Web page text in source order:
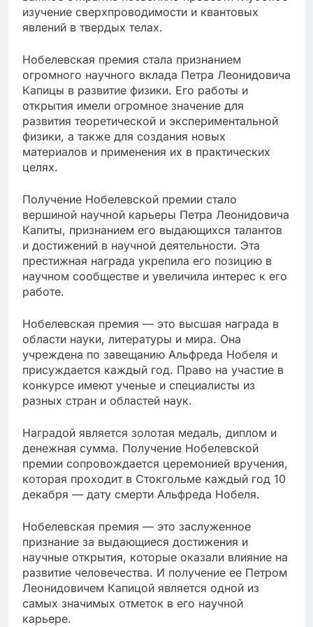
изучение сверхпроводимости и квантовых
явлений в твердых телах.
Нобелевская премия стала признанием
огромного научного вклада Петра Леонидовича
Капицы в развитие физики. Его работы и
открытия имели огромное значение для
развития теоретической и экспериментальной
физики, а также для создания новых
материалов и применения их в практических
целях.
Получение Нобелевской премии стало
вершиной научной карьеры Петра Леонидовича
Капиты, признанием его выдающихся талантов
и достижений в научной деятельности. Эта
престижная награда укрепила его позицию в
научном сообществе и увеличила интерес к его
работе.
Нобелевская премия — это высшая награда в
области науки, литературы и мира. Она
учреждена по завещанию Альфреда Нобеля и
присуждается каждый год. Право на участие в
конкурсе имеют ученые и специалисты из
разных стран и областей наук.
Наградой является золотая медаль, диплом и
денежная сумма. Получение Нобелевской
премии сопровождается церемонией вручения,
которая проходит в Стокгольме каждый год 10
декабря — дату смерти Альфреда Нобеля.
Нобелевская премия — это заслуженное
признание за выдающиеся достижения и
научные открытия, которые оказали влияние на
развитие человечества. И получение ее Петром
Леонидовичем Капицой является одной из
самых значимых отметок в его научной
карьере.